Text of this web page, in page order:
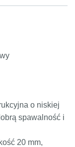
o niskiej
spawalność i
20 mm,